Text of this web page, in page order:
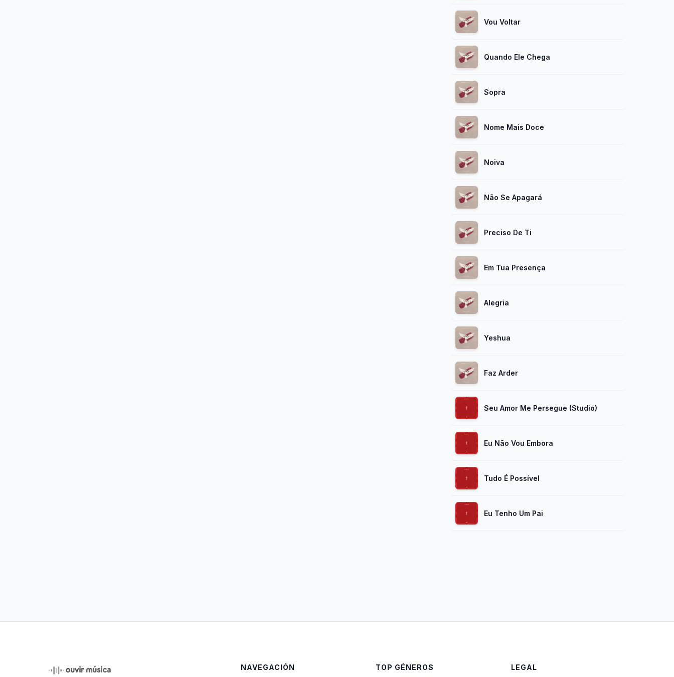
Vou Voltar
Quando Ele Chega
Sopra
Nome Mais Doce
Noiva
Não Se Apagará
Preciso De Ti
Em Tua Presença
Alegria
Yeshua
Faz Arder
Seu Amor Me Persegue (Studio)
Eu Não Vou Embora
Tudo É Possível
Eu Tenho Um Pai
NAVEGACIÓN TOP GÉNEROS LEGAL